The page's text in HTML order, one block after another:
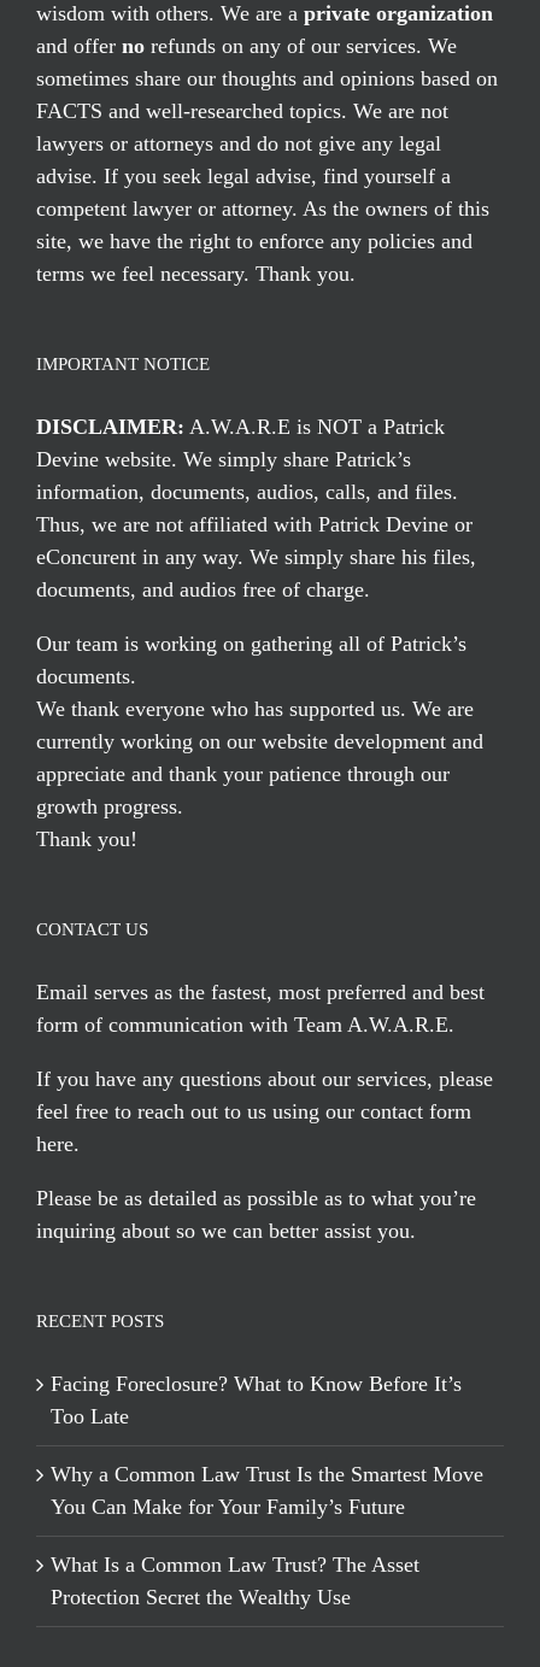
wisdom with others. We are a private organization
and offer no refunds on any of our services. We
sometimes share our thoughts and opinions based on
FACTS and well-researched topics. We are not
lawyers or attorneys and do not give any legal
advise. If you seek legal advise, find yourself a
competent lawyer or attorney. As the owners of this
site, we have the right to enforce any policies and
terms we feel necessary. Thank you.
IMPORTANT NOTICE
DISCLAIMER: A.W.A.R.E is NOT a Patrick
Devine website. We simply share Patrick’s
information, documents, audios, calls, and files.
Thus, we are not affiliated with Patrick Devine or
eConcurent in any way. We simply share his files,
documents, and audios free of charge.
Our team is working on gathering all of Patrick’s
documents.
We thank everyone who has supported us. We are
currently working on our website development and
appreciate and thank your patience through our
growth progress.
Thank you!
CONTACT US
Email serves as the fastest, most preferred and best
form of communication with Team A.W.A.R.E.
If you have any questions about our services, please
feel free to reach out to us using our contact form
here.
Please be as detailed as possible as to what you’re
inquiring about so we can better assist you.
RECENT POSTS
Facing Foreclosure? What to Know Before It’s
Too Late
Why a Common Law Trust Is the Smartest Move
You Can Make for Your Family’s Future
What Is a Common Law Trust? The Asset
Protection Secret the Wealthy Use